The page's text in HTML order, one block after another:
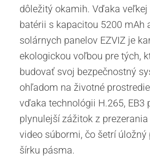
dôležitý okamih. Vďaka veľkej
batérii s kapacitou 5200 mAh
solárnych panelov EZVIZ je
ekologickou voľbou pre tých,
budovať svoj bezpečnostný
ohľadom na životné
vďaka technológii H.265, EB3
plynulejší zážitok z
video súbormi, čo šetrí úložný
šírku pásma.